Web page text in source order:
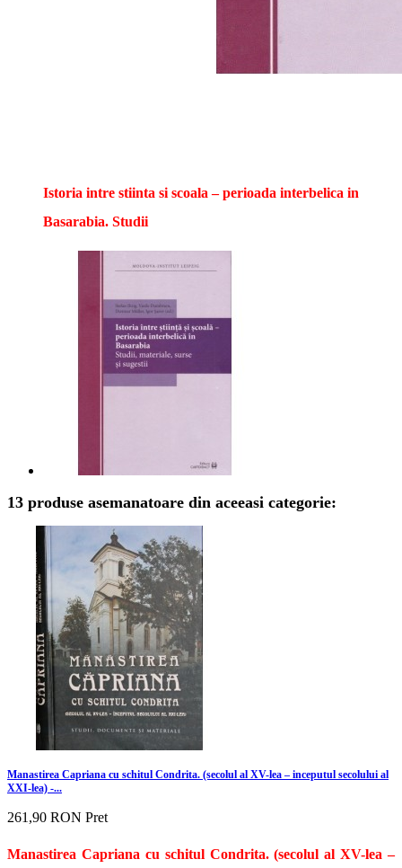
Istoria intre stiinta si scoala – perioada interbelica in
Basarabia. Studii
13 produse asemanatoare din aceeasi categorie:
Manastirea Capriana cu schitul Condrita. (secolul al XV-lea – inceputul secolului al
XXI-lea) -...
261,90 RON Pret
Manastirea Capriana cu schitul Condrita. (secolul al XV-lea –